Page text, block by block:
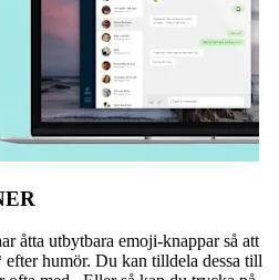
åtta utbytbara emoji-knappar så att
humör. Du kan tilldela dessa till